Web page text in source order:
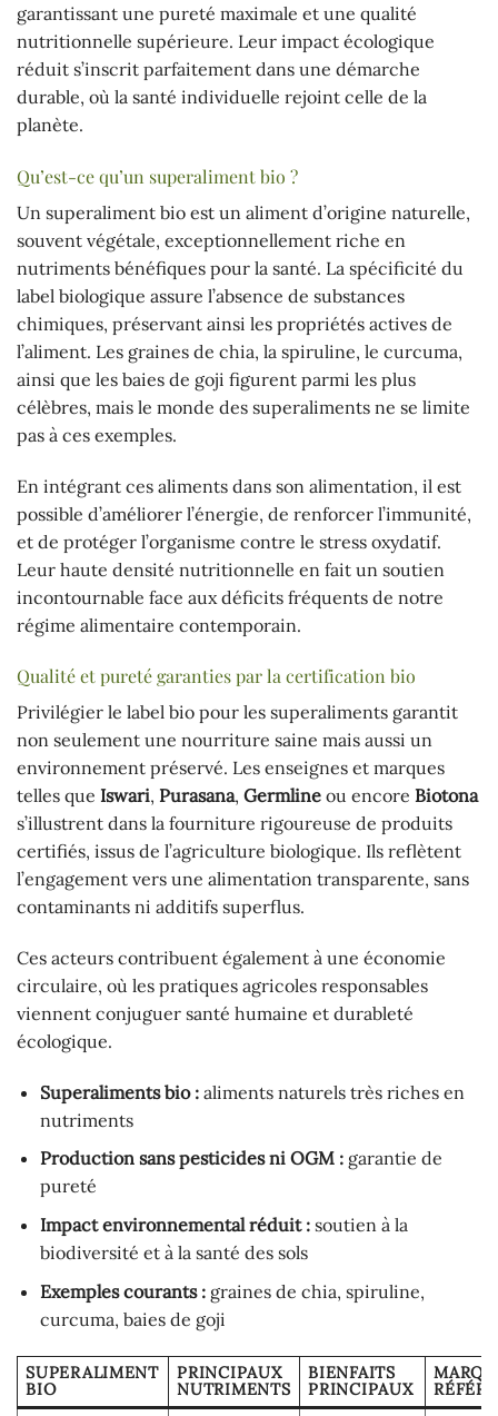
garantissant une pureté maximale et une qualité
nutritionnelle supérieure. Leur impact écologique
réduit s’inscrit parfaitement dans une démarche
durable, où la santé individuelle rejoint celle de la
planète.
Qu’est-ce qu’un superaliment bio ?
Un superaliment bio est un aliment d’origine naturelle,
souvent végétale, exceptionnellement riche en
nutriments bénéfiques pour la santé. La spécificité du
label biologique assure l’absence de substances
chimiques, préservant ainsi les propriétés actives de
l’aliment. Les graines de chia, la spiruline, le curcuma,
ainsi que les baies de goji figurent parmi les plus
célèbres, mais le monde des superaliments ne se limite
pas à ces exemples.
En intégrant ces aliments dans son alimentation, il est
possible d’améliorer l’énergie, de renforcer l’immunité,
et de protéger l’organisme contre le stress oxydatif.
Leur haute densité nutritionnelle en fait un soutien
incontournable face aux déficits fréquents de notre
régime alimentaire contemporain.
Qualité et pureté garanties par la certification bio
Privilégier le label bio pour les superaliments garantit
non seulement une nourriture saine mais aussi un
environnement préservé. Les enseignes et marques
telles que Iswari, Purasana, Germline ou encore Biotona
s’illustrent dans la fourniture rigoureuse de produits
certifiés, issus de l’agriculture biologique. Ils reflètent
l’engagement vers une alimentation transparente, sans
contaminants ni additifs superflus.
Ces acteurs contribuent également à une économie
circulaire, où les pratiques agricoles responsables
viennent conjuguer santé humaine et durableté
écologique.
Superaliments bio :aliments naturels très riches en
nutriments
Production sans pesticides ni OGM :garantie de
pureté
Impact environnemental réduit :soutien à la
biodiversité et à la santé des sols
Exemples courants :graines de chia, spiruline,
curcuma, baies de goji
SUPERALIMENT
BIO
PRINCIPAUX
NUTRIMENTS
BIENFAITS
PRINCIPAUX